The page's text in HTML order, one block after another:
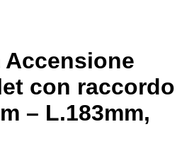
Accensione
con raccordo
– L.183mm,